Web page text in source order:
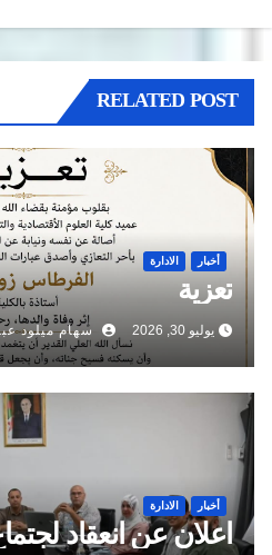
RELATED POST
أخبار الادارة
تعزية
يوليو 30, 2026 سهام ميلود عبيد
أخبار الادارة
اعلان عن انعقاد لجتماع